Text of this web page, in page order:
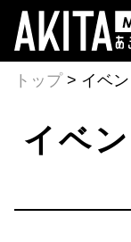
トップ> イベン
イベ